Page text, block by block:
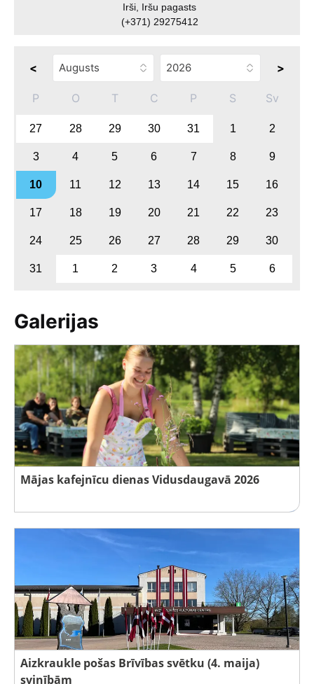
Irši, Iršu pagasts
(+371) 29275412
< >
P O T C P S Sv
27 28 29 30 31 1 2
3 4 5 6 7 8 9
10 11 12 13 14 15 16
17 18 19 20 21 22 23
24 25 26 27 28 29 30
31 1 2 3 4 5 6
Galerijas
Mājas kafejnīcu dienas Vidusdaugavā 2026
Aizkraukle pošas Brīvības svētku (4. maija)
svinībām